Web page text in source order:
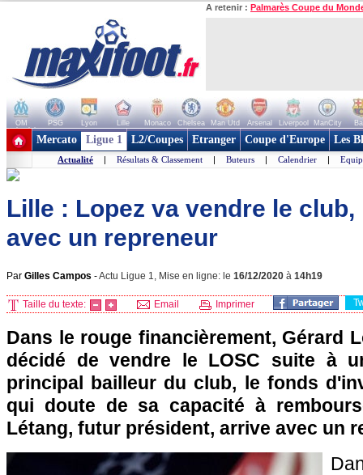
A retenir : Palmarès Coupe du
OM PSG Lyon Lille Monaco Chelsea Man Utd Arsenal Liverpool ManCity
+ de clubs
Mercato Ligue 1 L2/Coupes Etranger Coupe d'Europe Les
Actualité | Résultats & Classement | Buteurs | Calendrier |
Lille : Lopez va vendre le
avec un repreneur
Par Gilles Campos -Actu Ligue 1, Mise en ligne: le 16/12/2020 à 14h19
Taille du texte: Email Imprimer
Dans le rouge financièrement, Gérard
décidé de vendre le LOSC suite à
principal bailleur du club, le fonds
qui doute de sa capacité à
Létang, futur président, arrive avec un